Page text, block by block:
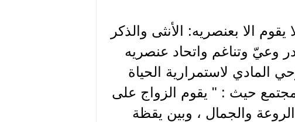
الا بعنصريه: الأنثى والذكر
وعيّ وتناغم واتحاد عنصريه
المادي لاستمرارية الحياة
المجتمع حيث : " يقوم الزواج على
والجمال ، وبين يقظة